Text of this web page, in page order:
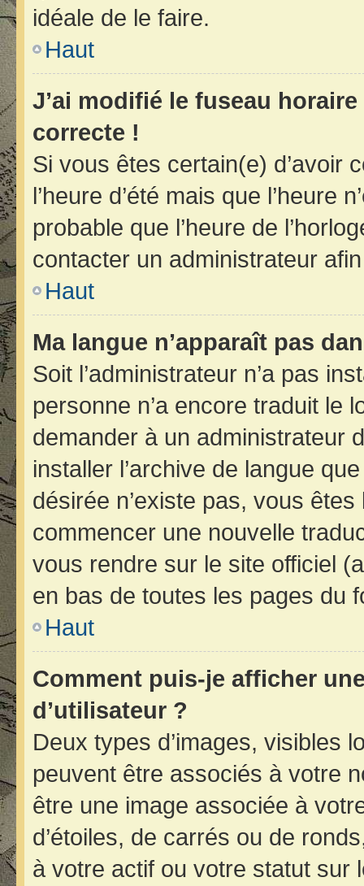
idéale de le faire.
Haut
J’ai modifié le fuseau
correcte !
Si vous êtes certain(e) d’avoir
l’heure d’été mais que l’heure
probable que l’heure de
contacter un administrateur
Haut
Ma langue n’apparaît pas
Soit l’administrateur n’a pas
personne n’a encore traduit le
demander à un administrateur
installer l’archive de langue
désirée n’existe pas, vous
commencer une nouvelle
vous rendre sur le site officiel
en bas de toutes les pages du
Haut
Comment puis-je afficher
d’utilisateur ?
Deux types d’images, visibles
peuvent être associés à votre
être une image associée à
d’étoiles, de carrés ou de
à votre actif ou votre statut sur